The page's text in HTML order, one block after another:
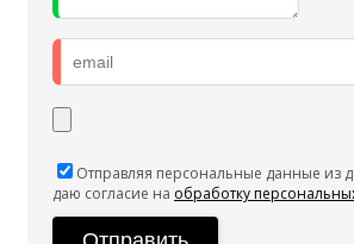
Отправляя персональные данные из
даю согласие на обработку